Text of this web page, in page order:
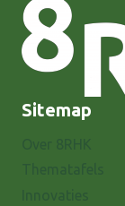
Sitemap